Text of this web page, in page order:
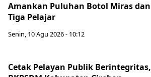
Amankan Puluhan Botol Miras dan
Tiga Pelajar
Senin, 10 Agu 2026 - 10:12
Cetak Pelayan Publik Berintegritas,